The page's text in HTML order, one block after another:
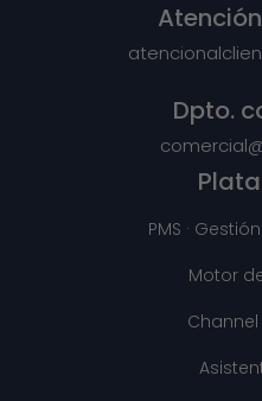
Dpto.
PMS ·
Motor